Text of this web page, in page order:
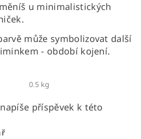
u minimalistických
může symbolizovat další
- období kojení.
0.5 kg
příspěvek k této